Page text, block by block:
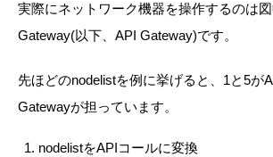
実際にネットワーク機器を操作するのは
Gateway(以下、API Gateway)です。
先ほどのnodelistを例に挙げると、1と5が
Gatewayが担っています。
nodelistをAPIコールに変換